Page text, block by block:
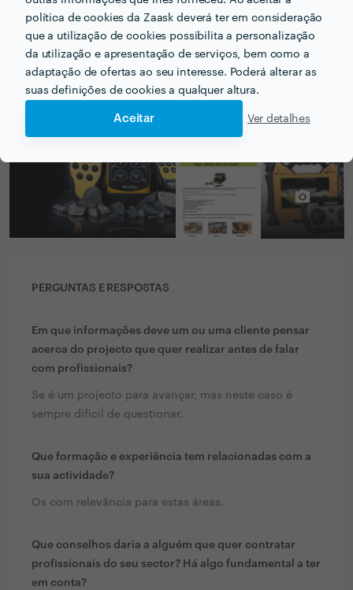
política de cookies da Zaask deverá ter em consideração
que a utilização de cookies possibilita a personalização
da utilização e apresentação de serviços, bem como a
adaptação de ofertas ao seu interesse. Poderá alterar as
suas definições de cookies a qualquer altura.
Aceitar Ver detalhes
PORTEFÓLIO
PERGUNTAS E RESPOSTAS
Em que informações deve um ou uma cliente pensar
acerca do projecto que quer realizar antes de falar
com profissionais?
Se é um projecto para avançar, mas neste caso é
sempre dificil de questionar.
Que formação e experiência tem relacionadas com a
sua actividade?
Os com relevância para estas áreas.
Que conselhos daria a alguém que quer contratar
profissionais do seu sector? Há algo fundamental a ter
em conta?